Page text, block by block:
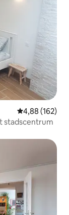
Gemiddelde
4,88 (162)
stadscentrum